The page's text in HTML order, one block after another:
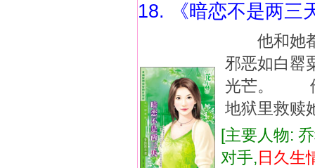
18. 《暗恋不是两三
他和她
邪恶如白
光芒。
地狱里救赎
[主要人物:
对手,日久生